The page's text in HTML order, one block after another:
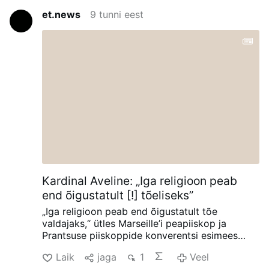
et.news 9 tunni eest
Kardinal Aveline: „Iga religioon peab
end õigustatult [!] tõeliseks”
„Iga religioon peab end õigustatult tõe
valdajaks,“ ütles Marseille’i peapiiskop ja
Prantsuse piiskoppide konverentsi esimees
veebisaidile Avvenire.it antud intervjuus.
Laik jaga 1 Veel